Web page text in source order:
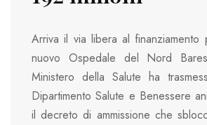
Arriva il via libera al finanziamento
nuovo Ospedale del Nord
Ministero della Salute ha
Dipartimento Salute e Benessere
il decreto di ammissione che